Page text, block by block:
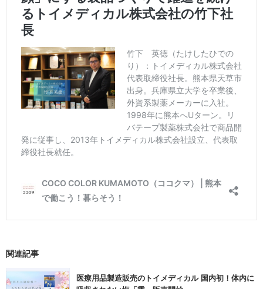
関連記事
医療用品製造販売のトイメディカル 国内初！体内に